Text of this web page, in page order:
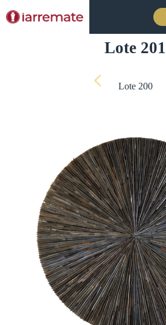
Lote 201
Lote 200